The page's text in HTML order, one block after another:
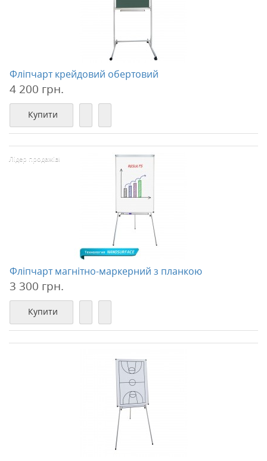
Фліпчарт крейдовий обертовий
4 200 грн.
Купити
Лідер продажів!
Фліпчарт магнітно-маркерний з планкою
3 300 грн.
Купити